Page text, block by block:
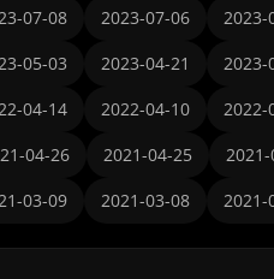
07-08 2023-07-06 2023-
05-03 2023-04-21 2023-
04-14 2022-04-10 2022-
04-26 2021-04-25
03-09 2021-03-08 2021-